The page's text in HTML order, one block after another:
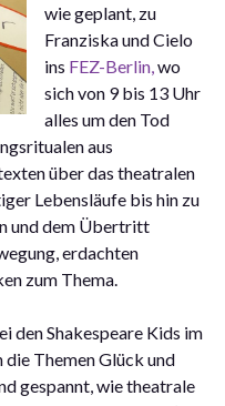
wie geplant, zu
Franziska und Cielo
ins FEZ-Berlin,wo
sich von 9 bis 13 Uhr
alles um den Tod
aus
über das theatralen
Lebensläufe bis hin zu
und dem Übertritt
erdachten
zum Thema.
den Shakespeare Kids im
die Themen Glück und
gespannt, wie theatrale